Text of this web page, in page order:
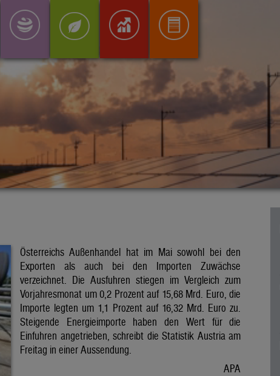
Österreichs Außenhandel hat im Mai sowohl bei den
Exporten als auch bei den Importen Zuwächse
verzeichnet. Die Ausfuhren stiegen im Vergleich zum
Vorjahresmonat um 0,2 Prozent auf 15,68 Mrd. Euro, die
Importe legten um 1,1 Prozent auf 16,32 Mrd. Euro zu.
Steigende Energieimporte haben den Wert für die
Einfuhren angetrieben, schreibt die Statistik Austria am
Freitag in einer Aussendung.
APA